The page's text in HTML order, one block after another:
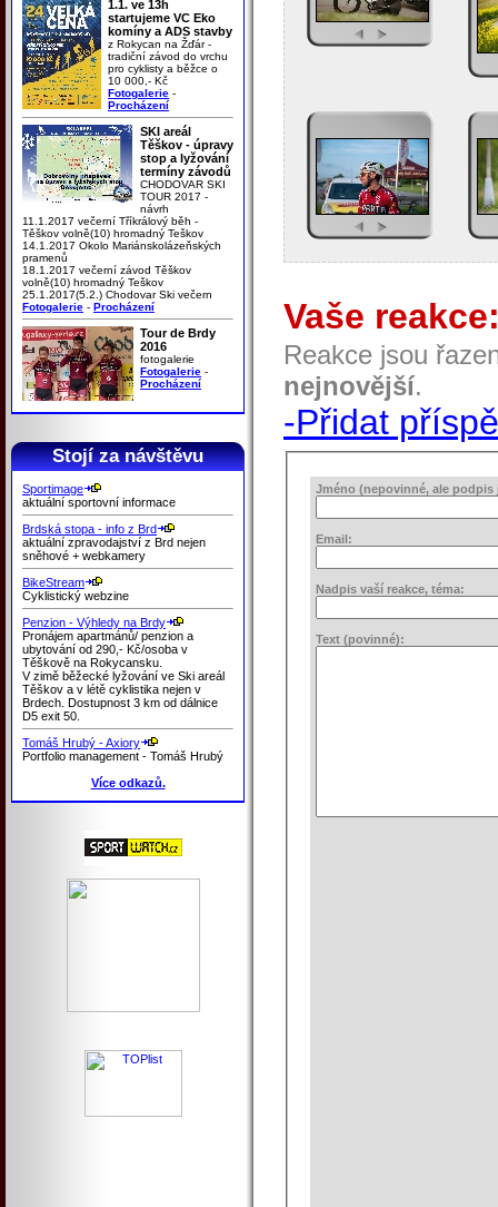
1.1. ve 13h
startujeme VC Eko
komíny a ADS stavby
z Rokycan na Žďár -
tradiční závod do vrchu
pro cyklisty a běžce o
10 000,- Kč
Fotogalerie -
Procházení
SKI areál
Těškov - úpravy
stop a lyžování
termíny závodů
CHODOVAR SKI
TOUR 2017 -
návrh
11.1.2017 večerní Tříkrálový běh -
Těškov volně(10) hromadný Teškov
14.1.2017 Okolo Mariánskolázeňských
pramenů
18.1.2017 večerní závod Těškov
volně(10) hromadný Teškov
25.1.2017(5.2.) Chodovar Ski večern
Fotogalerie - Procházení
Tour de Brdy
2016
fotogalerie
Fotogalerie -
Procházení
Stojí za návštěvu
Sportimage
aktuální sportovní informace
Brdská stopa - info z Brd
aktuální zpravodajství z Brd nejen
sněhové + webkamery
BikeStream
Cyklistický webzine
Penzion - Výhledy na Brdy
Pronájem apartmánů/ penzion a
ubytování od 290,- Kč/osoba v
Těškově na Rokycansku.
V zimě běžecké lyžování ve Ski areál
Těškov a v létě cyklistika nejen v
Brdech. Dostupnost 3 km od dálnice
D5 exit 50.
Tomáš Hrubý - Axiory
Portfolio management - Tomáš Hrubý
Více odkazů.
Vaše
Reakce jsou
nejnovější.
-Přidat
Jméno (nepovinné, ale podpis
Email:
Nadpis vaší reakce, téma:
Text (povinné):